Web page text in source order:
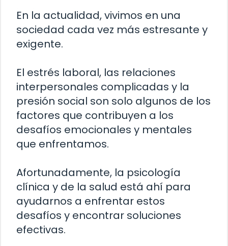
En la actualidad, vivimos en una
sociedad cada vez más estresante y
exigente.
El estrés laboral, las relaciones
interpersonales complicadas y la
presión social son solo algunos de los
factores que contribuyen a los
desafíos emocionales y mentales
que enfrentamos.
Afortunadamente, la psicología
clínica y de la salud está ahí para
ayudarnos a enfrentar estos
desafíos y encontrar soluciones
efectivas.